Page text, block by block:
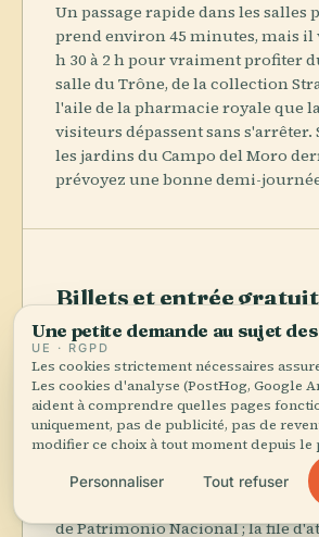
Un passage rapide dans les salles
prend environ 45 minutes, mais il
h 30 à 2 h pour vraiment profiter
salle du Trône, de la collection
l'aile de la pharmacie royale que
visiteurs dépassent sans s'arrêter.
les jardins du Campo del Moro
prévoyez une bonne demi-
Billets et entrée
Le billet standard coûte 18 € en
un supplément optionnel de 8 €
guidée. Les citoyens de l'UE, les
ressortissants d'Amérique latine
d'une entrée gratuite du lundi au
les deux dernières heures
16:00–18:00 en hiver) — apportez
d'identité valide. Réservez en
de Patrimonio Nacional ; la file
Une petite demande au sujet
UE · RGPD
Les cookies strictement nécessaires
Les cookies d'analyse (PostHog, Google
aident à comprendre quelles pages
uniquement, pas de publicité, pas de
modifier ce choix à tout moment depuis le
Personnaliser Tout refuser